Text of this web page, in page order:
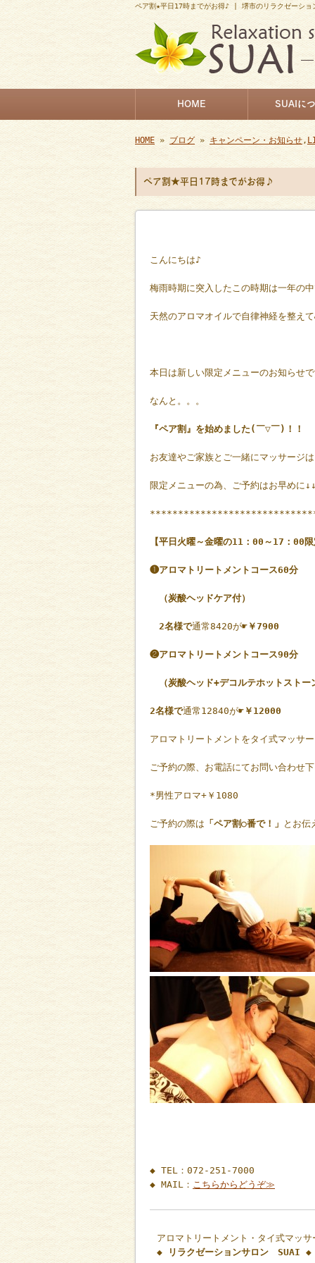
ペア割★平日17時までがお得♪ | 堺市のリラクゼーショ
HOME SUAIに
HOME »ブログ » キャンペーン・お知らせ,
ペア割★平日17時までがお得♪
こんにちは♪
梅雨時期に突入したこの時期は一年の
天然のアロマオイルで自律神経を整え
本日は新しい限定メニューのお知らせ
なんと。。。
『ペア割』を始めました(￣▽￣)！！
お友達やご家族とご一緒にマッサージ
限定メニューの為、ご予約はお早めに
【平日火曜～金曜の11：00～17：00
❶アロマトリートメントコース60分
（炭酸ヘッドケア付）
2名様で通常8420が☛ ￥7900
❷アロマトリートメントコース90分
（炭酸ヘッド+デコルテホットストー
2名様で通常12840が☛ ￥12000
アロマトリートメントをタイ式マッサ
ご予約の際、お電話にてお問い合わせ
*男性アロマ+￥1080
ご予約の際は 「ペア割○番で！」 とお伝
◆ TEL：072-251-7000
◆ MAIL： こちらからどうぞ≫
アロマトリートメント・タイ式マッサ
◆ リラクゼーションサロン SUAI ◆